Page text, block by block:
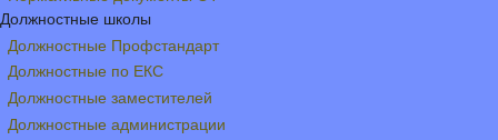
Должностные школы
Должностные Профстандарт
Должностные по ЕКС
Должностные заместителей
Должностные администрации